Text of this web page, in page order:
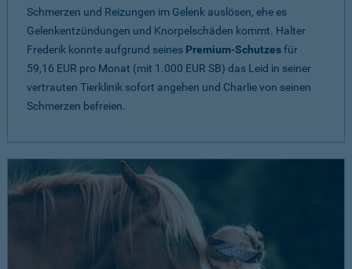
Schmerzen und Reizungen im Gelenk auslösen, ehe es
Gelenkentzündungen und Knorpelschäden kommt. Halter
Frederik konnte aufgrund seines Premium-Schutzesfür
59,16 EUR pro Monat (mit 1.000 EUR SB) das Leid in seiner
vertrauten Tierklinik sofort angehen und Charlie von seinen
Schmerzen befreien.